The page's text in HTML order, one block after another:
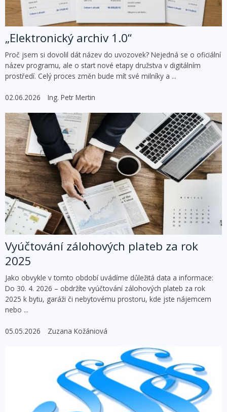
„Elektronický archiv 1.0“
Proč jsem si dovolil dát název do uvozovek? Nejedná se o oficiální
název programu, ale o start nové etapy družstva v digitálním
prostředí. Celý proces změn bude mít své milníky a ...
02.06.2026 Ing. Petr Mertin
Vyúčtování zálohových plateb za rok
2025
Jako obvykle v tomto období uvádíme důležitá data a informace:
Do 30. 4. 2026 – obdržíte vyúčtování zálohových plateb za rok
2025 k bytu, garáži či nebytovému prostoru, kde jste nájemcem
nebo ...
05.05.2026 Zuzana Kožániová